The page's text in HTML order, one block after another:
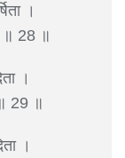
।
॥ 28 ॥
।
॥ 29 ॥
।